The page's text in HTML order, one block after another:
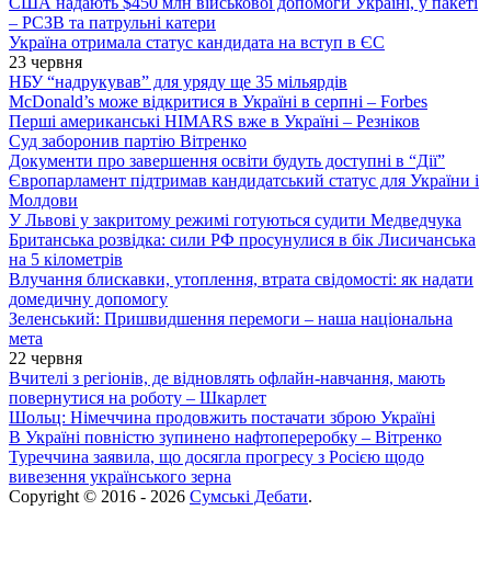
– РСЗВ та патрульні катери
Україна отримала статус кандидата на вступ в ЄС
23 червня
НБУ “надрукував” для уряду ще 35 мільярдів
McDonald’s може відкритися в Україні в серпні – Forbes
Перші американські HIMARS вже в Україні – Резніков
Суд заборонив партію Вітренко
Документи про завершення освіти будуть доступні в “Дії”
Європарламент підтримав кандидатський статус для України і
Молдови
У Львові у закритому режимі готуються судити Медведчука
Британська розвідка: сили РФ просунулися в бік Лисичанська
на 5 кілометрів
Влучання блискавки, утоплення, втрата свідомості: як надати
домедичну допомогу
Зеленський: Пришвидшення перемоги – наша національна
мета
22 червня
Вчителі з регіонів, де відновлять офлайн-навчання, мають
повернутися на роботу – Шкарлет
Шольц: Німеччина продовжить постачати зброю Україні
В Україні повністю зупинено нафтопереробку – Вітренко
Туреччина заявила, що досягла прогресу з Росією щодо
вивезення українського зерна
Copyright © 2016 - 2026 Сумські Дебати.